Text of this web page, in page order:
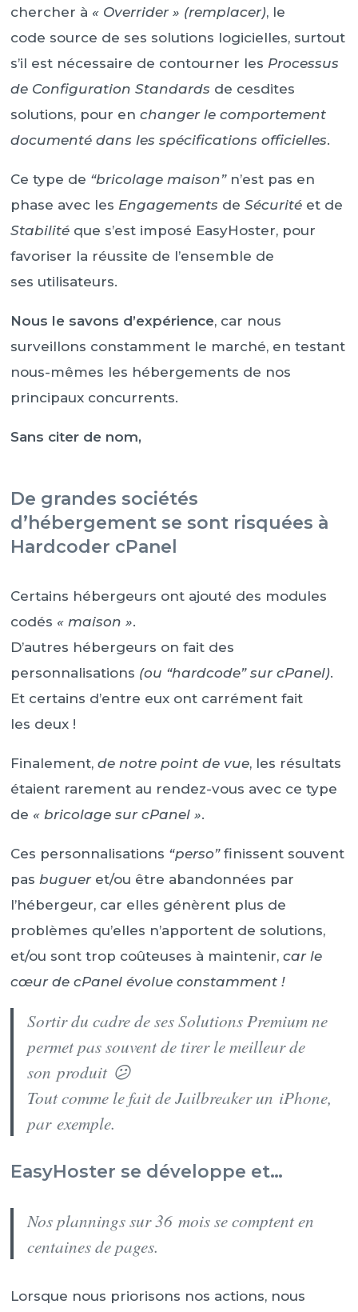
chercher à « Overrider » (remplacer), le
code source de ses solutions logicielles, surtout
s’il est nécessaire de contourner les Processus
de Configuration Standards de cesdites
solutions, pour en changer le comportement
documenté dans les spécifications officielles.
Ce type de “bricolage maison”n’est pas en
phase avec les Engagements de Sécurité et de
Stabilité que s’est imposé EasyHoster, pour
favoriser la réussite de l’ensemble de
ses utilisateurs.
Nous le savons d’expérience, car nous
surveillons constamment le marché, en testant
nous-mêmes les hébergements de nos
principaux concurrents.
Sans citer de nom,
De grandes sociétés
d’hébergement se sont risquées à
Hardcoder cPanel
Certains hébergeurs ont ajouté des modules
codés « maison ».
D’autres hébergeurs on fait des
personnalisations (ou “hardcode” sur cPanel).
Et certains d’entre eux ont carrément fait
les deux !
Finalement, de notre point de vue, les résultats
étaient rarement au rendez-vous avec ce type
de « bricolage sur cPanel ».
Ces personnalisations “perso”finissent souvent
pas buguer et/ou être abandonnées par
l’hébergeur, car elles génèrent plus de
problèmes qu’elles n’apportent de solutions,
et/ou sont trop coûteuses à maintenir, car le
cœur de cPanel évolue constamment !
Sortir du cadre de sesSolutionsPremiumne
permet pas souvent de tirer le meilleur de
son produit 😕
Tout comme le fait deJailbreaker un iPhone,
par exemple.
EasyHoster se développe et…
Nos plannings sur36 moisse comptent en
centaines de pages.
Lorsque nous priorisons nos actions, nous